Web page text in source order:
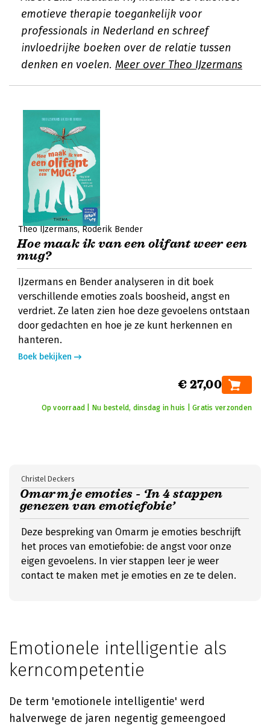
emotieve therapie toegankelijk voor
professionals in Nederland en schreef
invloedrijke boeken over de relatie tussen
denken en voelen. Meer over Theo IJzermans
Theo IJzermans Roderik Bender
Hoe maak ik van een olifant weer een
mug?
IJzermans en Bender analyseren in dit boek
verschillende emoties zoals boosheid, angst en
verdriet. Ze laten zien hoe deze gevoelens ontstaan
door gedachten en hoe je ze kunt herkennen en
hanteren.
Boek bekijken
€ 27,00
Op voorraad | Nu besteld, dinsdag in huis | Gratis verzonden
Omarm je emoties - ‘In 4 stappen
genezen van emotiefobie’
Christel Deckers
Deze bespreking van Omarm je emoties beschrijft
het proces van emotiefobie: de angst voor onze
eigen gevoelens. In vier stappen leer je weer
contact te maken met je emoties en ze te delen.
Emotionele intelligentie als
kerncompetentie
De term 'emotionele intelligentie' werd
halverwege de jaren negentig gemeengoed